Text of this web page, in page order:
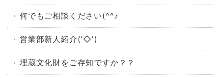
何でもご相談ください(^^♪
営業部新人紹介('◇')ゞ
埋蔵文化財をご存知ですか？？